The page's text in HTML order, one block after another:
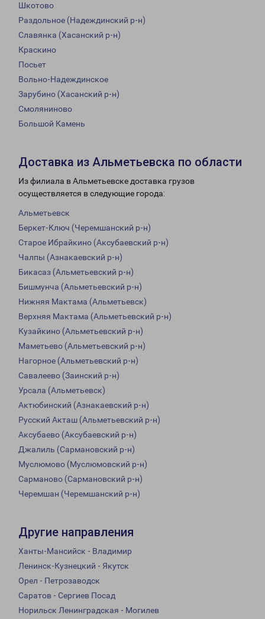
Шкотово
Раздольное (Надеждинский р-н)
Славянка (Хасанский р-н)
Краскино
Посьет
Вольно-Надеждинское
Зарубино (Хасанский р-н)
Смоляниново
Большой Камень
Доставка из Альметьевска по области
Из филиала в Альметьевске доставка грузов
осуществляется в следующие города:
Альметьевск
Беркет-Ключ (Черемшанский р-н)
Старое Ибрайкино (Аксубаевский р-н)
Чалпы (Азнакаевский р-н)
Бикасаз (Альметьевский р-н)
Бишмунча (Альметьевский р-н)
Нижняя Мактама (Альметьевск)
Верхняя Мактама (Альметьевский р-н)
Кузайкино (Альметьевский р-н)
Маметьево (Альметьевский р-н)
Нагорное (Альметьевский р-н)
Савалеево (Заинский р-н)
Урсала (Альметьевск)
Актюбинский (Азнакаевский р-н)
Русский Акташ (Альметьевский р-н)
Аксубаево (Аксубаевский р-н)
Джалиль (Сармановский р-н)
Муслюмово (Муслюмовский р-н)
Сарманово (Сармановский р-н)
Черемшан (Черемшанский р-н)
Другие направления
Ханты-Мансийск - Владимир
Ленинск-Кузнецкий - Якутск
Орел - Петрозаводск
Саратов - Сергиев Посад
Норильск Ленинградская - Могилев